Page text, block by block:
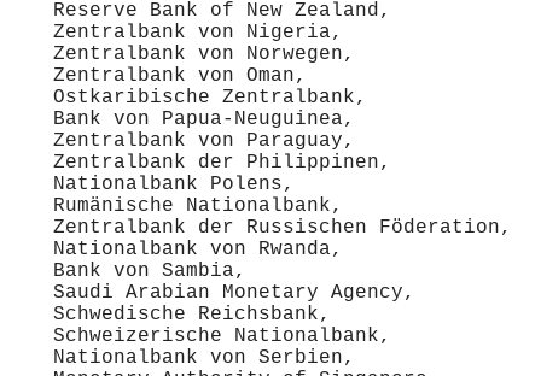
Reserve Bank of New Zealand,
Zentralbank von Nigeria,
Zentralbank von Norwegen,
Zentralbank von Oman,
Ostkaribische Zentralbank,
Bank von Papua-Neuguinea,
Zentralbank von Paraguay,
Zentralbank der Philippinen,
Nationalbank Polens,
Rumänische Nationalbank,
Zentralbank der Russischen Föderation,
Nationalbank von Rwanda,
Bank von Sambia,
Saudi Arabian Monetary Agency,
Schwedische Reichsbank,
Schweizerische Nationalbank,
Nationalbank von Serbien,